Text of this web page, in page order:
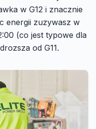
w G12 i znacznie
energii zuzywasz w
(co jest typowe dla
od G11.